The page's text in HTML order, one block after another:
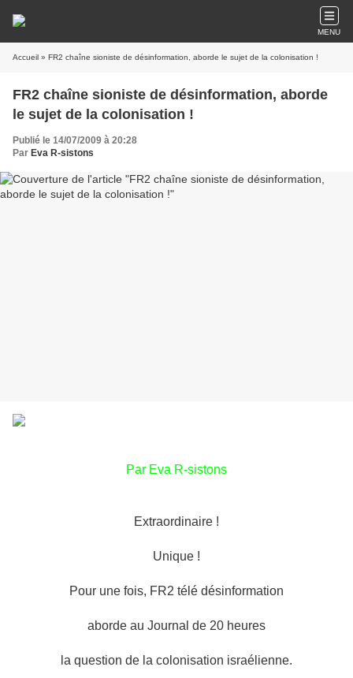
MENU
Accueil » FR2 chaîne sioniste de désinformation, aborde le sujet de la colonisation !
FR2 chaîne sioniste de désinformation, aborde
le sujet de la colonisation !
Publié le 14/07/2009 à 20:28
Par Eva R-sistons
Par Eva R-sistons
Extraordinaire !
Unique !
Pour une fois, FR2 télé désinformation
aborde au Journal de 20 heures
la question de la colonisation israélienne.